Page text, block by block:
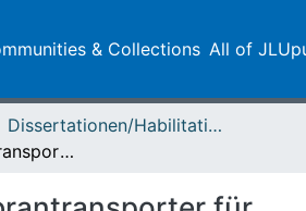
& Collections All of
Dissertationen/Habilitationen
SOAT, Membrantransporter für sulfatierte Steroide - Expression und zelluläre Lokalisation im humanen Hoden